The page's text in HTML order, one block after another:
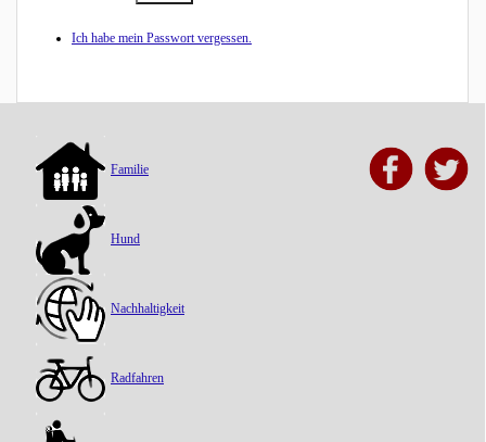
Ich habe mein Passwort vergessen.
Familie
Hund
Nachhaltigkeit
Radfahren